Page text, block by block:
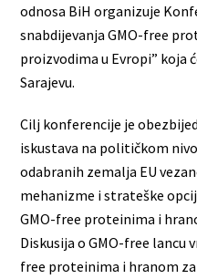
odnosa BiH organizuje
snabdijevanja GMO-free
proizvodima u Evropi” koja
Sarajevu.
Cilj konferencije je
iskustava na političkom
odabranih zemalja EU
mehanizme i strateške
GMO-free proteinima i
Diskusija o GMO-free lancu
free proteinima i hranom